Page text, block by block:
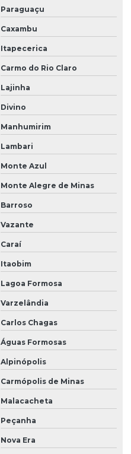
Paraguaçu
Caxambu
Itapecerica
Carmo do Rio Claro
Lajinha
Divino
Manhumirim
Lambari
Monte Azul
Monte Alegre de Minas
Barroso
Vazante
Caraí
Itaobim
Lagoa Formosa
Varzelândia
Carlos Chagas
Águas Formosas
Alpinópolis
Carmópolis de Minas
Malacacheta
Peçanha
Nova Era